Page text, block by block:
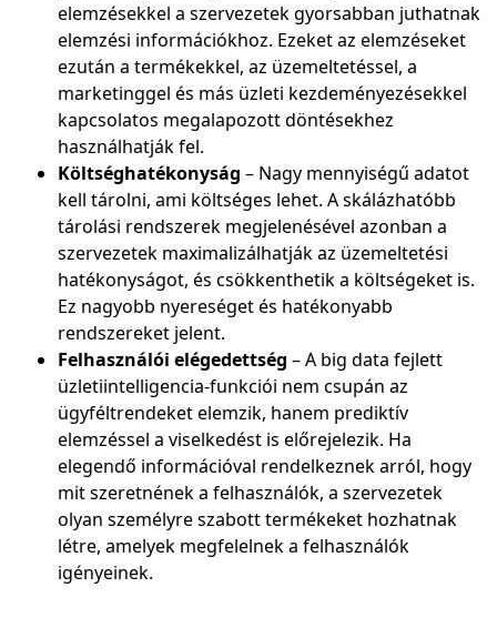
elemzésekkel a szervezetek gyorsabban juthatnak
elemzési információkhoz. Ezeket az elemzéseket
ezután a termékekkel, az üzemeltetéssel, a
marketinggel és más üzleti kezdeményezésekkel
kapcsolatos megalapozott döntésekhez
használhatják fel.
Költséghatékonyság – Nagy mennyiségű adatot
kell tárolni, ami költséges lehet. A skálázhatóbb
tárolási rendszerek megjelenésével azonban a
szervezetek maximalizálhatják az üzemeltetési
hatékonyságot, és csökkenthetik a költségeket is.
Ez nagyobb nyereséget és hatékonyabb
rendszereket jelent.
Felhasználói elégedettség – A big data fejlett
üzletiintelligencia-funkciói nem csupán az
ügyféltrendeket elemzik, hanem prediktív
elemzéssel a viselkedést is előrejelezik. Ha
elegendő információval rendelkeznek arról, hogy
mit szeretnének a felhasználók, a szervezetek
olyan személyre szabott termékeket hozhatnak
létre, amelyek megfelelnek a felhasználók
igényeinek.